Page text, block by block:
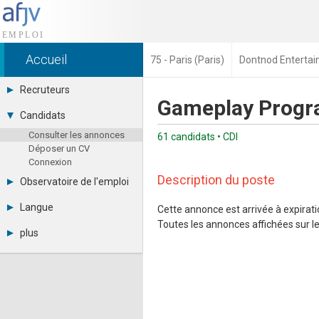
Accueil 75 - Paris (Paris) Dontnod
Recruteurs
Déposer une annonce
Tarifs
Interface recruteur
Candidats
Consulter les annonces
Déposer un CV
Connexion
Observatoire de l'emploi
Par métier
Par contrat
Langue
Español
plus
Actualités
Gameplay
61 candidats • CDI
Description du poste
Cette annonce est arrivée à
Toutes les annonces affichées sur